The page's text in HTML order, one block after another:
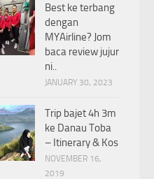
Best ke terbang
dengan
MYAirline? Jom
baca review jujur
ni..
JANUARY 30, 2023
Trip bajet 4h 3m
ke Danau Toba
– Itinerary & Kos
NOVEMBER 16,
2019